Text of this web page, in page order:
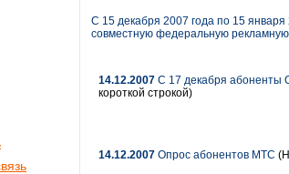
С 15 декабря 2007 года по 15
совместную федеральную
14.12.2007 С 17 декабря абоненты
короткой строкой)
14.12.2007 Опрос абонентов МТС